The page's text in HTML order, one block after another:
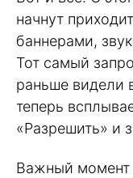
начнут
баннерами,
Тот самый
раньше видели
теперь
«Разрешить» и
Важный момент